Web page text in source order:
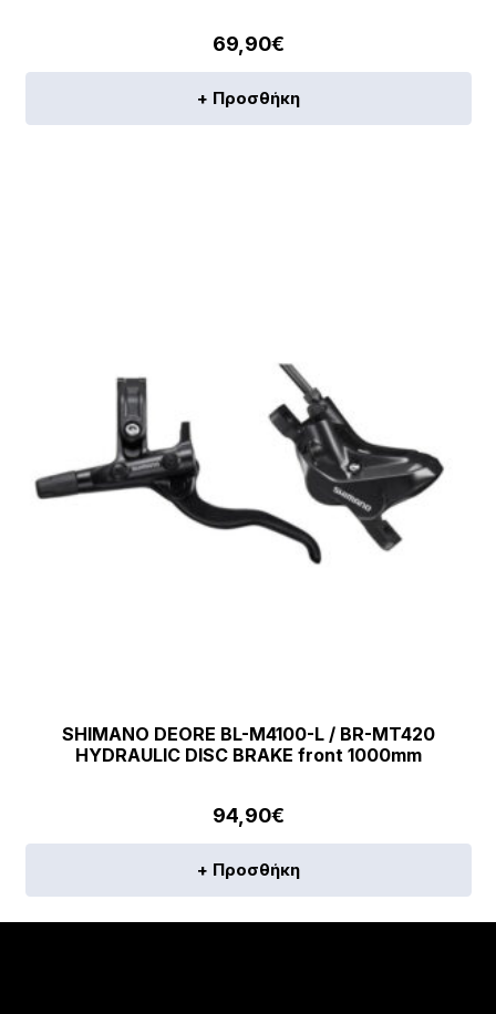
69,90€
+ Προσθήκη
SHIMANO DEORE BL-M4100-L / BR-MT420
HYDRAULIC DISC BRAKE front 1000mm
94,90€
+ Προσθήκη